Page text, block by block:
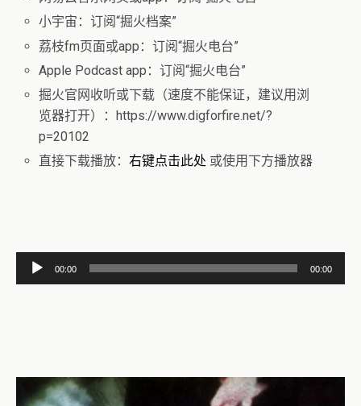
小宇宙：订阅“掘火档案”
荔枝fm页面或app：订阅“掘火电台”
Apple Podcast app：订阅“掘火电台”
掘火官网收听或下载（速度不能保证，建议用浏
览器打开）：https://www.digforfire.net/?
p=20102
直接下载播放：右键点击此处 或使用下方播放器
频
00:00 00:00